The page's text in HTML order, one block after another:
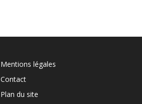
Mentions légales
Contact
Plan du site